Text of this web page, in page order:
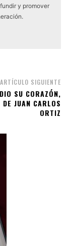
y promover
ARTÍCULO SIGUIENTE
SU CORAZÓN,
JUAN CARLOS
ORTIZ